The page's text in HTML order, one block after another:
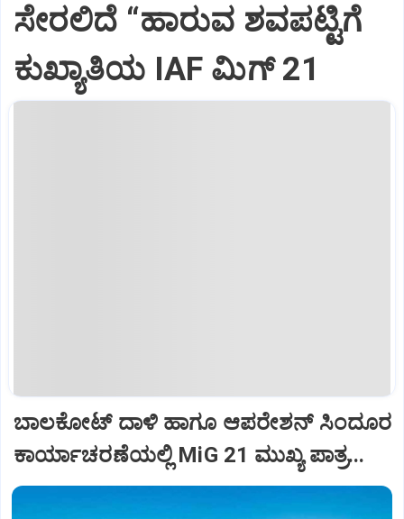
ಸೇರಲಿದೆ “ಹಾರುವ ಶವಪಟ್ಟಿಗೆ
ಕುಖ್ಯಾತಿಯ IAF ಮಿಗ್‌ 21
ಬಾಲಕೋಟ್‌ ದಾಳಿ ಹಾಗೂ ಆಪರೇಶನ್‌ ಸಿಂದೂರ
ಕಾರ್ಯಾಚರಣೆಯಲ್ಲಿ MiG 21 ಮುಖ್ಯ ಪಾತ್ರ...